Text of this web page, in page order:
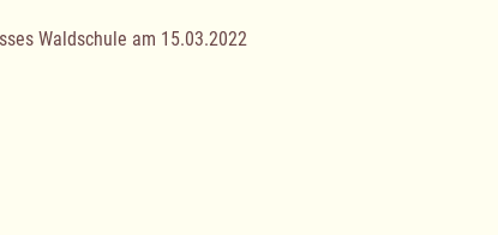
Waldschule am 15.03.2022